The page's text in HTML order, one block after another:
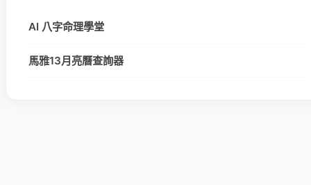
AI 八字命理學堂
馬雅13月亮曆查詢器